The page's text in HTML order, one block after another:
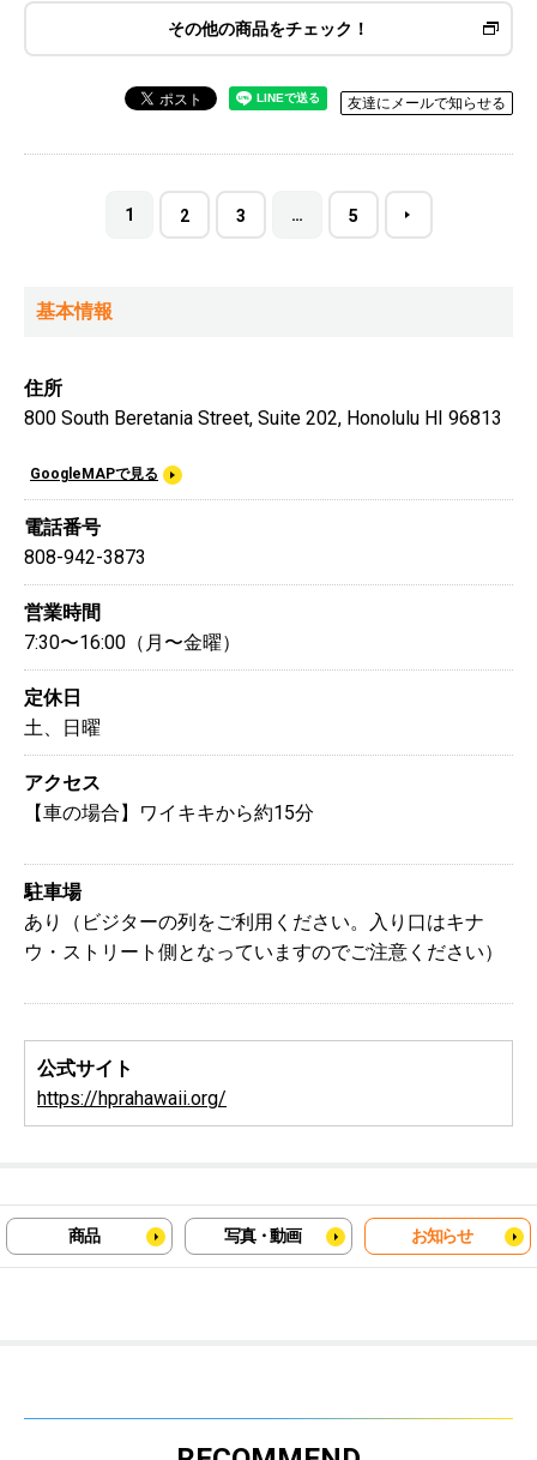
その他の商品をチェック！
友達にメールで知らせる
1 2 3 … 5
基本情報
住所
800 South Beretania Street, Suite 202, Honolulu HI 96813
GoogleMAPで見る
電話番号
808-942-3873
営業時間
7:30〜16:00（月〜金曜）
定休日
土、日曜
アクセス
【車の場合】ワイキキから約15分
駐車場
あり（ビジターの列をご利用ください。入り口はキナ
ウ・ストリート側となっていますのでご注意ください）
公式サイト
https://hprahawaii.org/
商品 写真・動画 お知らせ